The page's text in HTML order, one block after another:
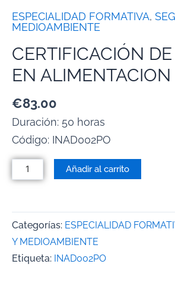
ESPECIALIDAD FORMATIVA,
MEDIOAMBIENTE
CERTIFICACIÓN
EN ALIMENTACION
€83.00
Duración: 50 horas
Código: INAD002PO
Añadir al carrito
Categorías: ESPECIALIDAD
Y MEDIOAMBIENTE
Etiqueta: INAD002PO